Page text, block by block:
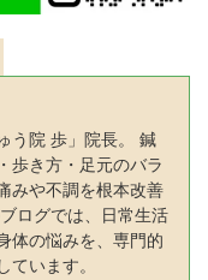
う院 歩」院長。 鍼
歩き方・足元のバラ
みや不調を根本改善
ログでは、日常生活
体の悩みを、専門的
ています。